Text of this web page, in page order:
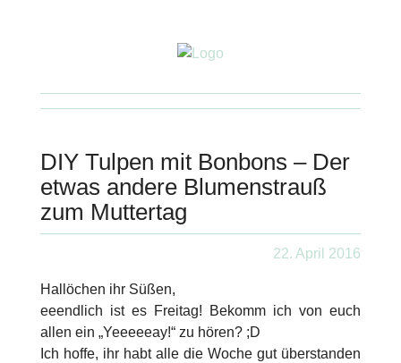
DIY Tulpen mit Bonbons – Der
etwas andere Blumenstrauß
zum Muttertag
22. April 2016
Hallöchen ihr Süßen,
eeendlich ist es Freitag! Bekomm ich von euch
allen ein „Yeeeeeay!“ zu hören? ;D
Ich hoffe, ihr habt alle die Woche gut überstanden